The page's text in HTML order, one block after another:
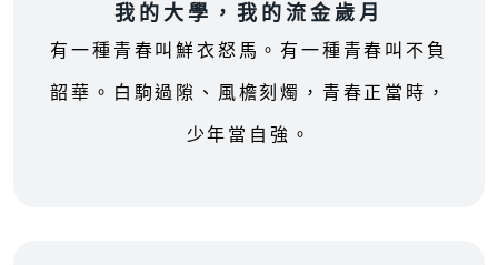
我的大學，我的流金歲月
有一種青春叫鮮衣怒馬。有一種青春叫不負
韶華。白駒過隙、風檐刻燭，青春正當時，
少年當自強。